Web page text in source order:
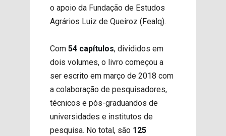
o apoio da Fundação de Estudos
Agrários Luiz de Queiroz (Fealq).
Com 54 capítulos, divididos em
dois volumes, o livro começou a
ser escrito em março de 2018 com
a colaboração de pesquisadores,
técnicos e pós-graduandos de
universidades e institutos de
pesquisa. No total, são 125